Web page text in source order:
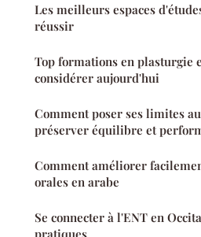
Les meilleurs espaces
réussir
Top formations en plasturgie
considérer aujourd'hui
Comment poser ses limites
préserver équilibre et
Comment améliorer
orales en arabe
Se connecter à l'ENT en
pratiques